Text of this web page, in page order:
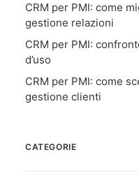
CRM per PMI: come
gestione relazioni
CRM per PMI:
d’uso
CRM per PMI: come
gestione clienti
CATEGORIE